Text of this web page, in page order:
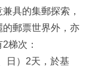
具的集郵探索，
郵票世界外，亦
梯次：
日）2天，於基